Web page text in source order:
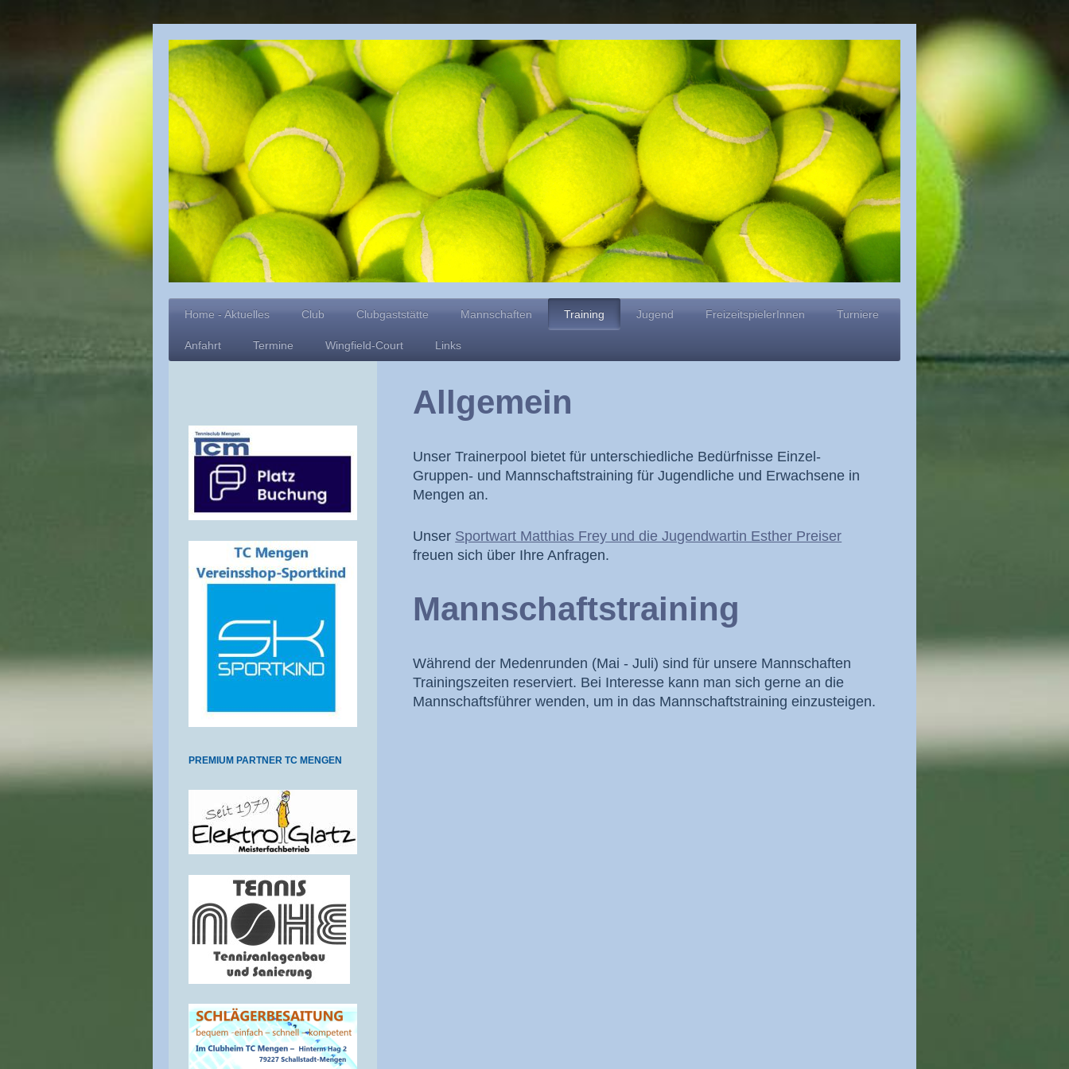
Home - Aktuelles Club Clubgaststätte Mannschaften Training Jugend FreizeitspielerInnen Turniere
Anfahrt Termine Wingfield-Court Links
Allgemein
Unser Trainerpool bietet für unterschiedliche Bedürfnisse Einzel-
Gruppen- und Mannschaftstraining für Jugendliche und Erwachsene in
Mengen an.
Unser Sportwart Matthias Frey und die Jugendwartin Esther Preiser
freuen sich über Ihre Anfragen.
Mannschaftstraining
Während der Medenrunden (Mai - Juli) sind für unsere Mannschaften
Trainingszeiten reserviert. Bei Interesse kann man sich gerne an die
Mannschaftsführer wenden, um in das Mannschaftstraining einzusteigen.
PREMIUM PARTNER TC MENGEN